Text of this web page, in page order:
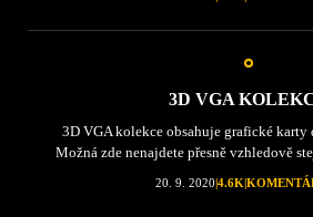
3D VGA
3D VGA kolekce obsahuje grafické karty
Možná zde nenajdete přesně vzhledově
20. 9. 2020|4.6K|